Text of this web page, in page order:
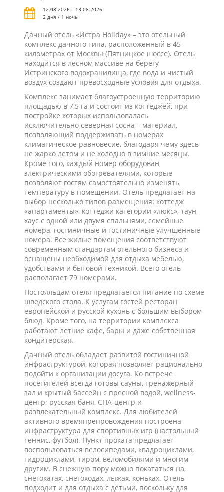
12.08.2026 – 13.08.2026
2 дня / 1 ночь
Дачный отель «Истра Holiday» – это отельный
комплекс дачного типа, расположенный в 45
километрах от Москвы (Пятницкое шоссе). Отель
находится в лесном массиве на берегу
Истринского водохранилища, где вода и чистый
воздух создают превосходные условия для отдыха.
Комплекс занимает благоустроенную территорию
площадью в 7,5 га и состоит из коттеджей, при
постройке которых использовалась
исключительно северная сосна – материал,
позволяющий поддерживать в номерах
климатическое равновесие, благодаря чему здесь
не жарко летом и не холодно в зимние месяцы.
Кроме того, каждый номер оборудован
электрическими обогревателями, которые
позволяют гостям самостоятельно изменять
температуру в помещении. Отель предлагает на
выбор несколько типов размещения: коттедж
«апартаменты», коттеджи категории «люкс», таун-
хаус с одной или двумя спальнями, семейные
номера, гостиничные и гостиничные улучшенные
номера. Все жилые помещения соответствуют
современным стандартам отельного бизнеса и
оснащены необходимой для отдыха мебелью,
удобствами и бытовой техникой. Всего отель
располагает 79 номерами.
Постояльцам отеля предлагается питание по схеме
шведского стола. К услугам гостей ресторан
европейской и русской кухонь с большим выбором
блюд. Кроме того, на территории комплекса
работают летние кафе, бары и даже собственная
кондитерская.
Дачный отель обладает развитой гостиничной
инфраструктурой, которая позволяет рационально
подойти к организации досуга. Ко встрече
посетителей всегда готовы сауны, тренажерный
зал и крытый бассейн с пресной водой, wellness-
центр; русская баня, СПА-центр и
развлекательный комплекс. Для любителей
активного времяпрепровождения построена
инфраструктура для спортивных игр (настольный
теннис, футбол). Пункт проката предлагает
воспользоваться велосипедами, квадроциклами,
гидроциклами, тиром, веломобилями и многим
другим. В снежную пору можно покататься на,
снегокатах, снегоходах, лыжах, коньках. Отель
подходит и для отдыха с детьми, поскольку для